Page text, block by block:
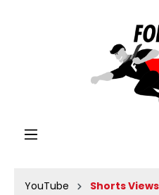
YouTube Shorts Views